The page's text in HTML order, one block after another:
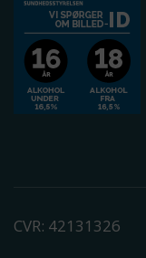
CVR: 42131326